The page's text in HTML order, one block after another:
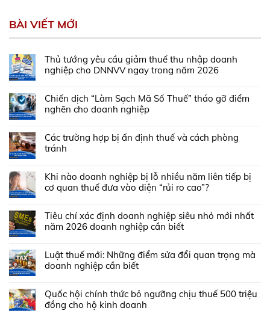
BÀI VIẾT MỚI
Thủ tướng yêu cầu giảm thuế thu nhập doanh
nghiệp cho DNNVV ngay trong năm 2026
Chiến dịch “Làm Sạch Mã Số Thuế” tháo gỡ điểm
nghẽn cho doanh nghiệp
Các trường hợp bị ấn định thuế và cách phòng
tránh
Khi nào doanh nghiệp bị lỗ nhiều năm liên tiếp bị
cơ quan thuế đưa vào diện “rủi ro cao”?
Tiêu chí xác định doanh nghiệp siêu nhỏ mới nhất
năm 2026 doanh nghiệp cần biết
Luật thuế mới: Những điểm sửa đổi quan trọng mà
doanh nghiệp cần biết
Quốc hội chính thức bỏ ngưỡng chịu thuế 500 triệu
đồng cho hộ kinh doanh